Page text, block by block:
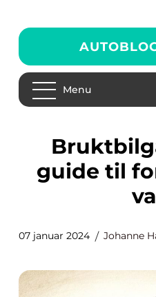
Menu
Bruktbilgaranti: En
guide til
07 januar 2024 Johanne